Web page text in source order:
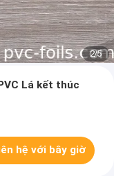
2/5
Lá kết thúc
hệ với bây giờ